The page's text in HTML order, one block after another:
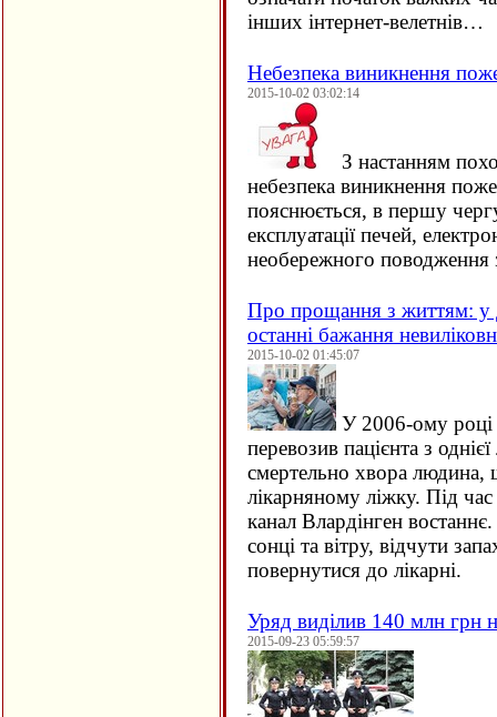
інших інтернет-велетнів…
Небезпека виникнення
2015-10-02 03:02:14
З настанням
небезпека виникнення
пояснюється, в першу
експлуатації печей,
необережного поводження
Про прощання з життям: у
останні бажання
2015-10-02 01:45:07
У 2006-ому році
перевозив пацієнта з
смертельно хвора людина,
лікарняному ліжку. Під
канал Влардінген
сонці та вітру, відчути
повернутися до лікарні.
Уряд виділив 140 млн грн
2015-09-23 05:59:57